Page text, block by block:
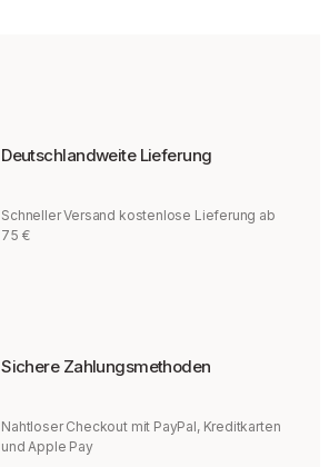
Deutschlandweite Lieferung
Schneller Versand kostenlose Lieferung ab
75 €
Sichere Zahlungsmethoden
Nahtloser Checkout mit PayPal, Kreditkarten
und Apple Pay